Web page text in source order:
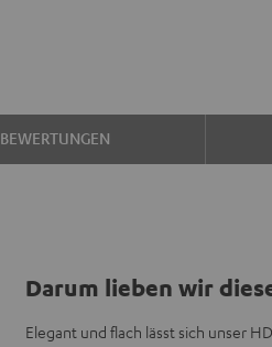
BEWERTUNGEN
Darum lieben wir
Elegant und flach lässt sich unser